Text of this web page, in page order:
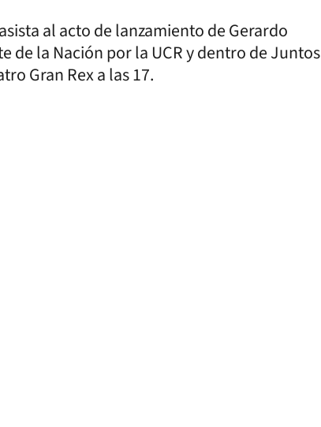
al acto de lanzamiento de Gerardo
de la Nación por la UCR y dentro de Juntos
Gran Rex a las 17.